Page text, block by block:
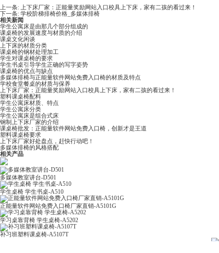
上一条: 上下床厂家​：​正能量奖励网站入口校具上下床，家有二孩的看过来！
下一条: 学校阶梯排椅价格_多媒体排椅​
相关新闻
学生公寓床是由那几个部分组成的
课桌椅的发展速度与材质的介绍
课桌文化闲谈
上下床的材质分类
课桌椅的钢材处理加工
学生对课桌椅的要求
学生书桌引导学生正确的写字姿势
课桌椅的优点与缺点
多媒体排椅与正能量软件网站免费入口椅的材质及特点
学校食堂餐桌的材质与保养
上下床厂家​：​正能量奖励网站入口校具上下床，家有二孩的看过来！
塑料课桌椅配料
学生公寓床材质、特点
学生公寓床分类
学生公寓床是组合式床
钢制上下床厂家的介绍
课桌椅批发​：正能量软件网站免费入口椅，创新才是王道
塑料课桌椅要求
上下床厂家​好处盘点，赶快行动吧！
多媒体排椅​的风格搭配
相关产品
多媒体教室讲台-D501
学生桌椅 学生书桌-A510
正能量软件网站免费入口椅厂家直销-A5101G
学习桌靠背椅 学生桌椅-A5202
补习班塑料课桌椅-A5107T